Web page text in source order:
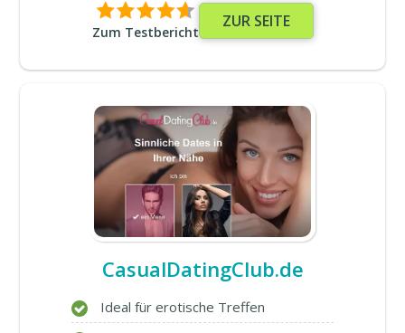
Zum Testbericht
ZUR SEITE
CasualDatingClub.de
Ideal für erotische Treffen